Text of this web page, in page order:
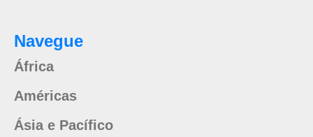
Navegue
África
Américas
Ásia e Pacífico